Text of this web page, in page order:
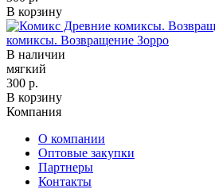
В корзину
комиксы. Возвращение Зорро
В наличии
мягкий
300 р.
В корзину
Компания
О компании
Оптовые закупки
Партнеры
Контакты